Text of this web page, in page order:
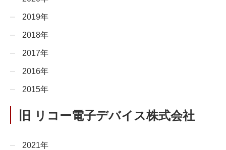
2019年
2018年
2017年
2016年
2015年
旧 リコー電子デバイス株式会社
2021年